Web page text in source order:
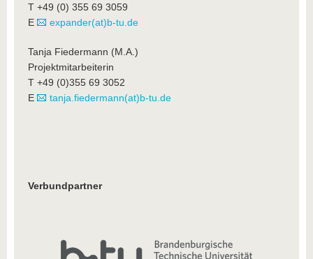
T +49 (0) 355 69 3059
E
expander(at)b-tu.de
Tanja Fiedermann (M.A.)
Projektmitarbeiterin
T +49 (0)355 69 3052
E
tanja.fiedermann(at)b-tu.de
Verbundpartner